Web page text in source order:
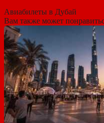
Авиабилеты в Дубай
Вам также может